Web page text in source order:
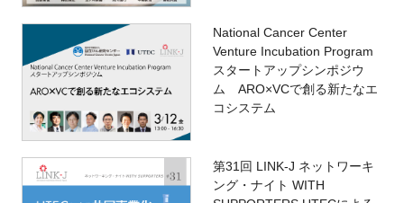
National Cancer Center
Venture Incubation Program
スタートアップシンポジウ
ム ARO×VCで創る新たなエ
コシステム
第31回 LINK-J ネットワーキ
ング・ナイト WITH